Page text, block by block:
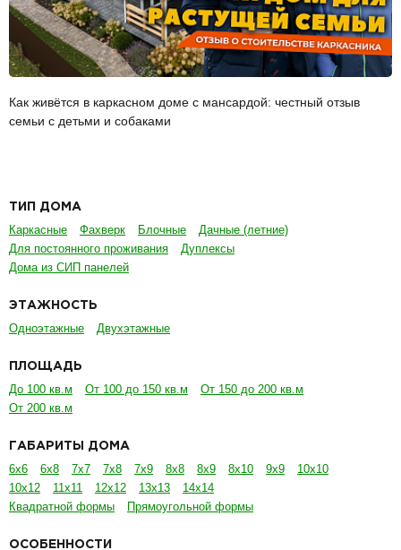
Как живётся в каркасном доме с мансардой: честный отзыв
семьи с детьми и собаками
ТИП ДОМА
Каркасные Фахверк Блочные
Дачные (летние)
Для постоянного проживания
Дуплексы
Дома из СИП панелей
ЭТАЖНОСТЬ
Одноэтажные Двухэтажные
ПЛОЩАДЬ
До 100 кв.м От 100 до 150 кв.м
От 150 до 200 кв.м
От 200 кв.м
ГАБАРИТЫ ДОМА
6х6 6х8 7х7 7х8 7х9 8х8 8х9 8х10 9х9
10х10
10х12
11х11 12х12 13х13
14х14
Квадратной формы
Прямоугольной формы
ОСОБЕННОСТИ